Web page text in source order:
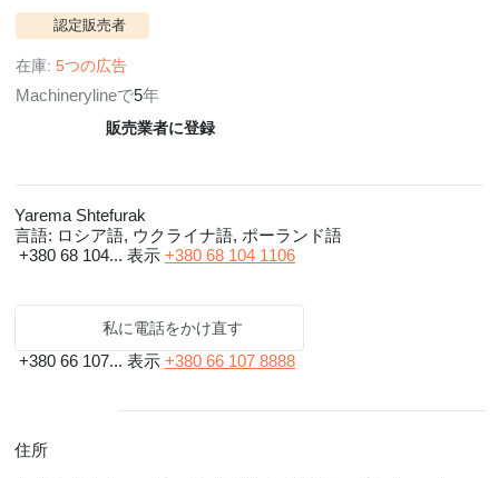
認定販売者
在庫: 5つの広告
Machinerylineで5年
販売業者に登録
Yarema Shtefurak
言語: ロシア語, ウクライナ語, ポーランド語
+380 68 104... 表示 +380 68 104 1106
私に電話をかけ直す
+380 66 107... 表示 +380 66 107 8888
住所